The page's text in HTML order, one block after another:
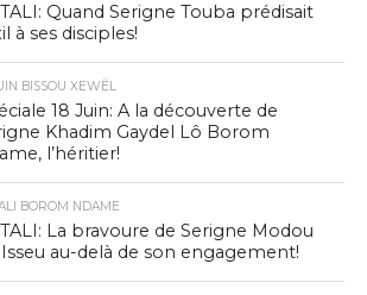
Quand Serigne Touba prédisait
à ses disciples!
BISSOU XEWËL
18 Juin: A la découverte de
Khadim Gaydel Lô Borom
l’héritier!
BOROM NDAME
La bravoure de Serigne Modou
au-delà de son engagement!